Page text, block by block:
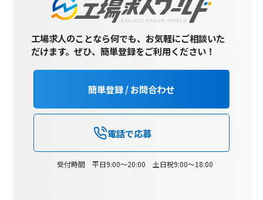
工場求人のことなら何でも、お気軽にご相談いた
だけます。ぜひ、簡単登録をご利用ください！
簡単登録 / お問合わせ
電話で応募
受付時間 平日9:00～20:00 土日祝9:00～18:00